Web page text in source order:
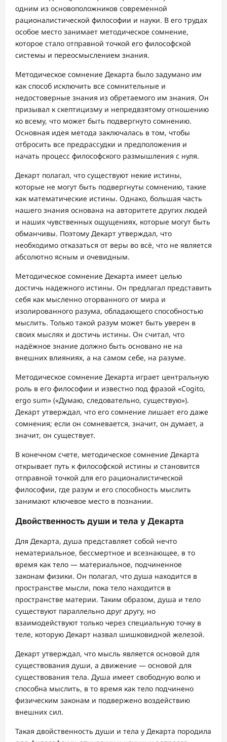
одним из основоположников современной
рационалистической философии и науки. В его трудах
особое место занимает методическое сомнение,
которое стало отправной точкой его философской
системы и переосмыслением знания.
Методическое сомнение Декарта было задумано им
как способ исключить все сомнительные и
недостоверные знания из обретаемого им знания. Он
призывал к скептицизму и непредвзятому отношению
ко всему, что может быть подвергнуто сомнению.
Основная идея метода заключалась в том, чтобы
отбросить все предрассудки и предположения и
начать процесс философского размышления с нуля.
Декарт полагал, что существуют некие истины,
которые не могут быть подвергнуты сомнению, такие
как математические истины. Однако, большая часть
нашего знания основана на авторитете других людей
и наших чувственных ощущениях, которые могут быть
обманчивы. Поэтому Декарт утверждал, что
необходимо отказаться от веры во всё, что не является
абсолютно ясным и очевидным.
Методическое сомнение Декарта имеет целью
достичь надежного истины. Он предлагал представить
себя как мысленно оторванного от мира и
изолированного разума, обладающего способностью
мыслить. Только такой разум может быть уверен в
своих мыслях и достичь истины. Он считал, что
надёжное знание должно быть основано не на
внешних влияниях, а на самом себе, на разуме.
Методическое сомнение Декарта играет центральную
роль в его философии и известно под фразой «Cogito,
ergo sum» («Думаю, следовательно, существую»).
Декарт утверждал, что его сомнение лишает его даже
сомнения; если он сомневается, значит, он думает, а
значит, он существует.
В конечном счете, методическое сомнение Декарта
открывает путь к философской истины и становится
отправной точкой для его рационалистической
философии, где разум и его способность мыслить
занимают ключевое место в познании.
Двойственность души и тела у Декарта
Для Декарта, душа представляет собой нечто
нематериальное, бессмертное и всезнающее, в то
время как тело — материальное, подчиненное
законам физики. Он полагал, что душа находится в
пространстве мысли, пока тело находится в
пространстве материи. Таким образом, душа и тело
существуют параллельно друг другу, но
взаимодействуют только через специальную точку в
теле, которую Декарт назвал шишковидной железой.
Декарт утверждал, что мысль является основой для
существования души, а движение — основой для
существования тела. Душа имеет свободную волю и
способна мыслить, в то время как тело подчинено
физическим законам и подвержено воздействию
внешних сил.
Такая двойственность души и тела у Декарта породила